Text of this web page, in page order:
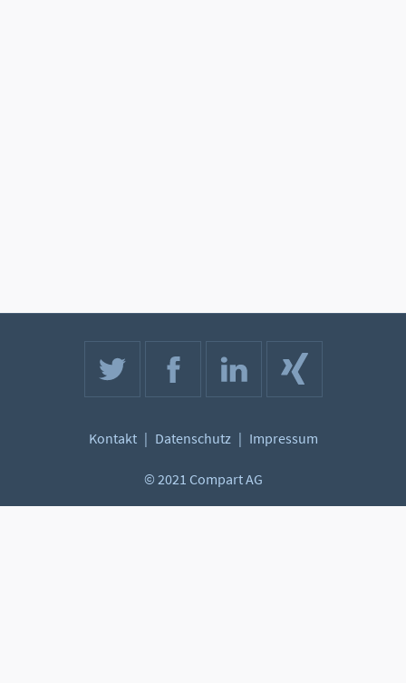
Kontakt Datenschutz Impressum
© 2021 Compart AG